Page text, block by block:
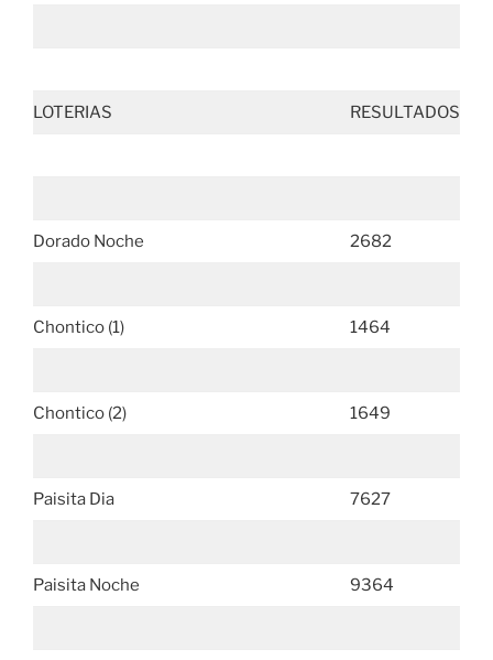
LOTERIAS RESULTADOS
Dorado Noche 2682
Chontico (1) 1464
Chontico (2) 1649
Paisita Dia 7627
Paisita Noche 9364